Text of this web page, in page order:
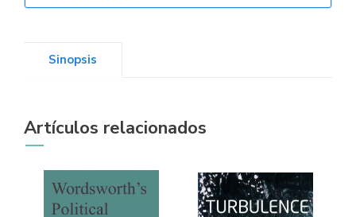
Librería Elías
(Madrid)
Librería Proteo
Sinopsis
Artículos relacionados